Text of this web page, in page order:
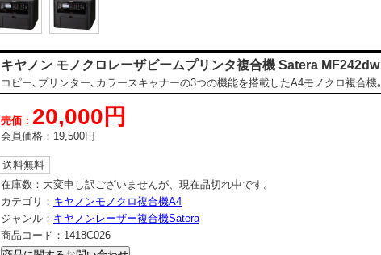
キヤノン モノクロレーザビームプリンタ複合機 Satera MF242dw
コピー､プリンター､カラースキャナーの3つの機能を搭載したA4モノクロ複合機｡
売価： 20,000円
会員価格： 19,500円
送料無料
在庫数： 大変申し訳ございませんが、現在品切れ中です。
カテゴリ： キヤノンモノクロ複合機A4
ジャンル： キヤノンレーザー複合機Satera
商品コード： 1418C026